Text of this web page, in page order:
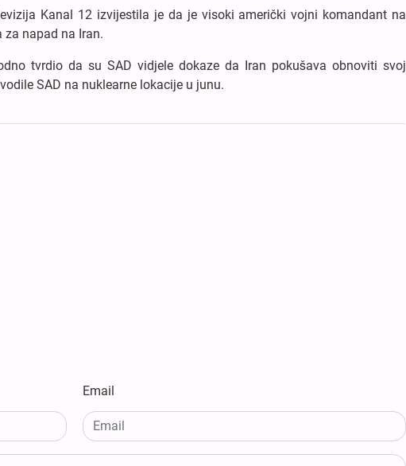
Kanal 12 izvijestila je da je visoki američki vojni komandant na
napad na Iran.
tvrdio da su SAD vidjele dokaze da Iran pokušava obnoviti svoj
SAD na nuklearne lokacije u junu.
Email